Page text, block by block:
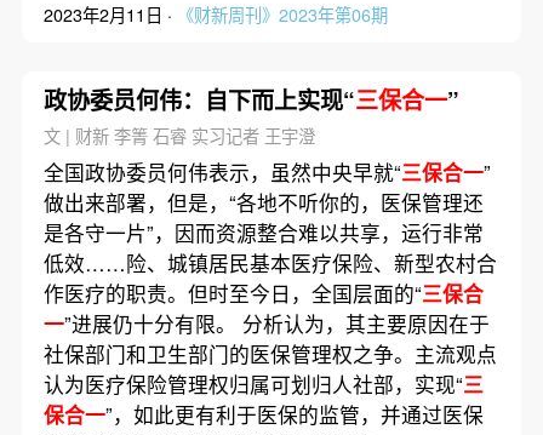
2023年2月11日 · 《财新周刊》2023年第06期
政协委员何伟：自下而上实现“三保合一”
文 | 财新 李箐 石睿 实习记者 王宇澄
全国政协委员何伟表示，虽然中央早就“三保合一”
做出来部署，但是，“各地不听你的，医保管理还
是各守一片”，因而资源整合难以共享，运行非常
低效……险、城镇居民基本医疗保险、新型农村合
作医疗的职责。但时至今日，全国层面的“三保合
一”进展仍十分有限。 分析认为，其主要原因在于
社保部门和卫生部门的医保管理权之争。主流观点
认为医疗保险管理权归属可划归人社部，实现“三
保合一”，如此更有利于医保的监管，并通过医保